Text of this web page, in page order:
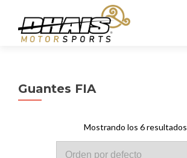
Guantes FIA
Mostrando los 6 resultados